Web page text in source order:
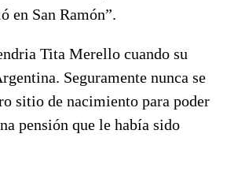
en San Ramón”.
Tita Merello cuando su
Seguramente nunca se
sitio de nacimiento para poder
pensión que le había sido